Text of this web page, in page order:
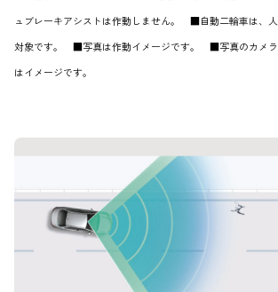
ュブレーキアシストは作動しません。 ■自動二輪車は、
対象です。 ■写真は作動イメージです。 ■写真のカメラ
はイメージです。